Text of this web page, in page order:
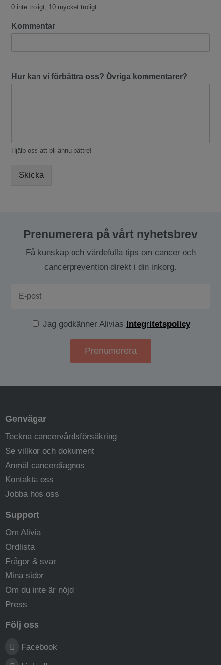
0 inte troligt, 10 mycket troligt
Kommentar
Hur kan vi förbättra oss? Övriga kommentarer?
Hjälp oss att bli ännu bättre!
Skicka
Prenumerera på vårt nyhetsbrev
Få kunskap och värdefulla tips om cancer och
cancerprevention direkt i din inkorg.
Jag godkänner Alivias Integritetspolicy
Genvägar
Teckna cancervårdsförsäkring
Se villkor och dokument
Anmäl cancerdiagnos
Kontakta oss
Jobba hos oss
Support
Om Alivia
Ordlista
Frågor & svar
Mina sidor
Om du inte är nöjd
Press
Följ oss
Facebook